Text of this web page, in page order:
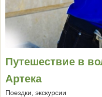
Путешествие в
Артека
Поездки, экскурсии